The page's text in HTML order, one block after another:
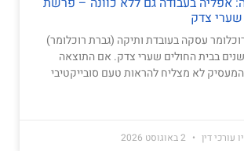
שערי צדק
עסקה בעובדת ותיקה (גברת רוכלומר)
בבית החולים שערי צדק. אם התוצאה
לא מצליח להראות טעם סובייקטיבי
עורכי דין